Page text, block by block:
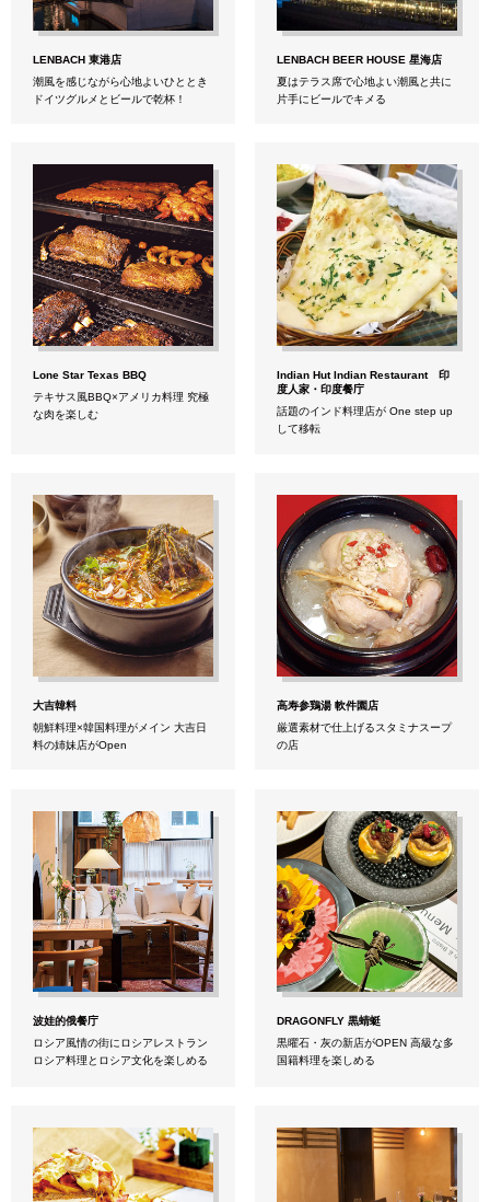
LENBACH 東港店
潮風を感じながら心地よいひととき
ドイツグルメとビールで乾杯！
LENBACH BEER HOUSE 星海店
夏はテラス席で心地よい潮風と共に
片手にビールでキメる
Lone Star Texas BBQ
テキサス風BBQ×アメリカ料理 究極
な肉を楽しむ
Indian Hut Indian Restaurant 印
度人家・印度餐庁
話題のインド料理店が One step up
して移転
大吉韓料
朝鮮料理×韓国料理がメイン 大吉日
料の姉妹店がOpen
高寿参鶏湯 軟件園店
厳選素材で仕上げるスタミナスープ
の店
波娃的俄餐庁
ロシア風情の街にロシアレストラン
ロシア料理とロシア文化を楽しめる
DRAGONFLY 黒蜻蜓
黒曜石・灰の新店がOPEN 高級な多
国籍料理を楽しめる